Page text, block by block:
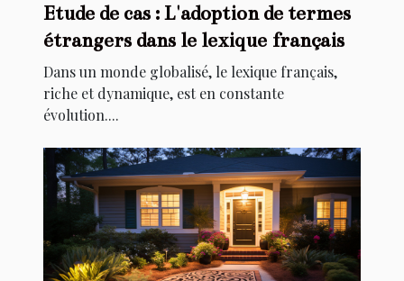
Etude de cas : L'adoption de termes
étrangers dans le lexique français
Dans un monde globalisé, le lexique français,
riche et dynamique, est en constante
évolution....